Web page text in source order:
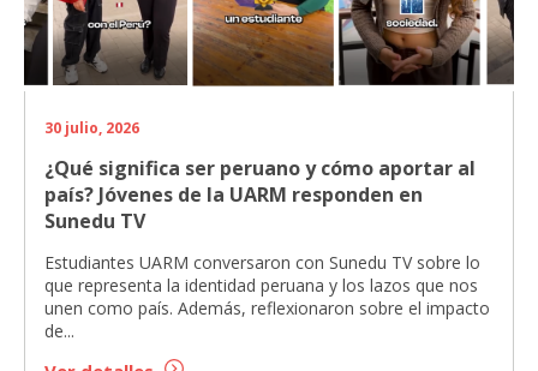
30 julio, 2026
¿Qué significa ser peruano y cómo aportar al
país? Jóvenes de la UARM responden en
Sunedu TV
Estudiantes UARM conversaron con Sunedu TV sobre lo
que representa la identidad peruana y los lazos que nos
unen como país. Además, reflexionaron sobre el impacto
de...